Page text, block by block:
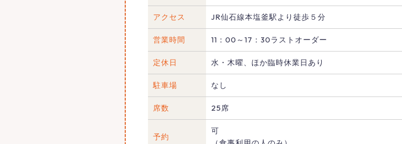
アクセス JR仙石線本塩釜駅より徒歩５分
営業時間 11：00～17：30ラストオーダー
定休日 水・木曜、ほか臨時休業日あり
駐車場 なし
席数 25席
予約
可